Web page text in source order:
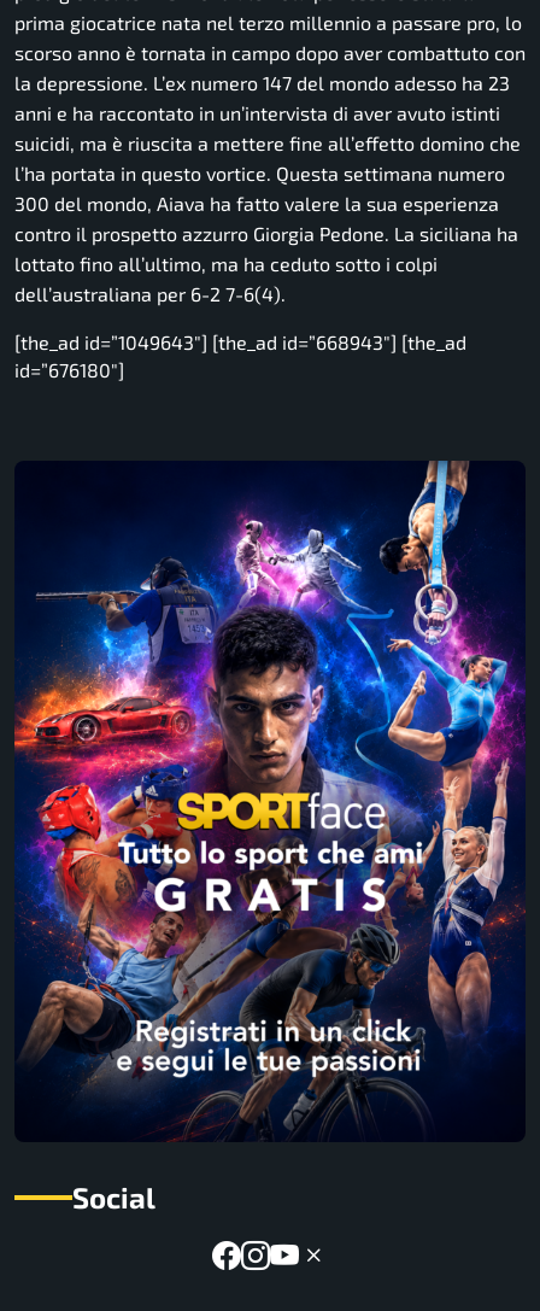
prima giocatrice nata nel terzo millennio a passare pro, lo
scorso anno è tornata in campo dopo aver combattuto con
la depressione. L’ex numero 147 del mondo adesso ha 23
anni e ha raccontato in un’intervista di aver avuto istinti
suicidi, ma è riuscita a mettere fine all’effetto domino che
l’ha portata in questo vortice. Questa settimana numero
300 del mondo, Aiava ha fatto valere la sua esperienza
contro il prospetto azzurro Giorgia Pedone. La siciliana ha
lottato fino all’ultimo, ma ha ceduto sotto i colpi
dell’australiana per 6-2 7-6(4).
[the_ad id=”1049643″] [the_ad id=”668943″] [the_ad
id=”676180″]
Social